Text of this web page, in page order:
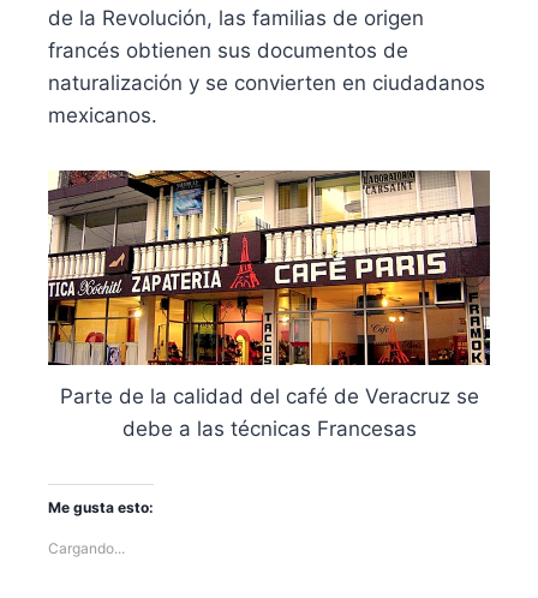
de la Revolución, las familias de origen
francés obtienen sus documentos de
naturalización y se convierten en ciudadanos
mexicanos.
Parte de la calidad del café de Veracruz se
debe a las técnicas Francesas
Me gusta esto:
Cargando...